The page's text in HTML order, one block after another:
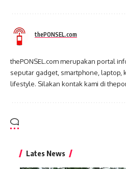
thePONSEL.com
thePONSEL.com merupakan portal
seputar gadget, smartphone, laptop,
lifestyle. Silakan kontak kami di
Lates News